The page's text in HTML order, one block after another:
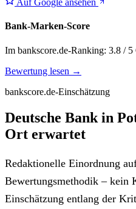
Auf Google ansehen
Bank-Marken-Score
Im bankscore.de-Ranking: 3.8 / 5
Bewertung lesen →
bankscore.de-Einschätzung
Deutsche Bank in
Ort erwartet
Redaktionelle Einordnung
Bewertungsmethodik – kein
Einschätzung entlang der